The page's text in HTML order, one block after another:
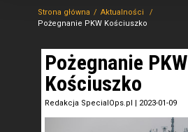
Strona główna
Aktualności
Pożegnanie PKW Kościuszko
Pożegnanie PKW
Kościuszko
Redakcja SpecialOps.pl | 2023-01-09